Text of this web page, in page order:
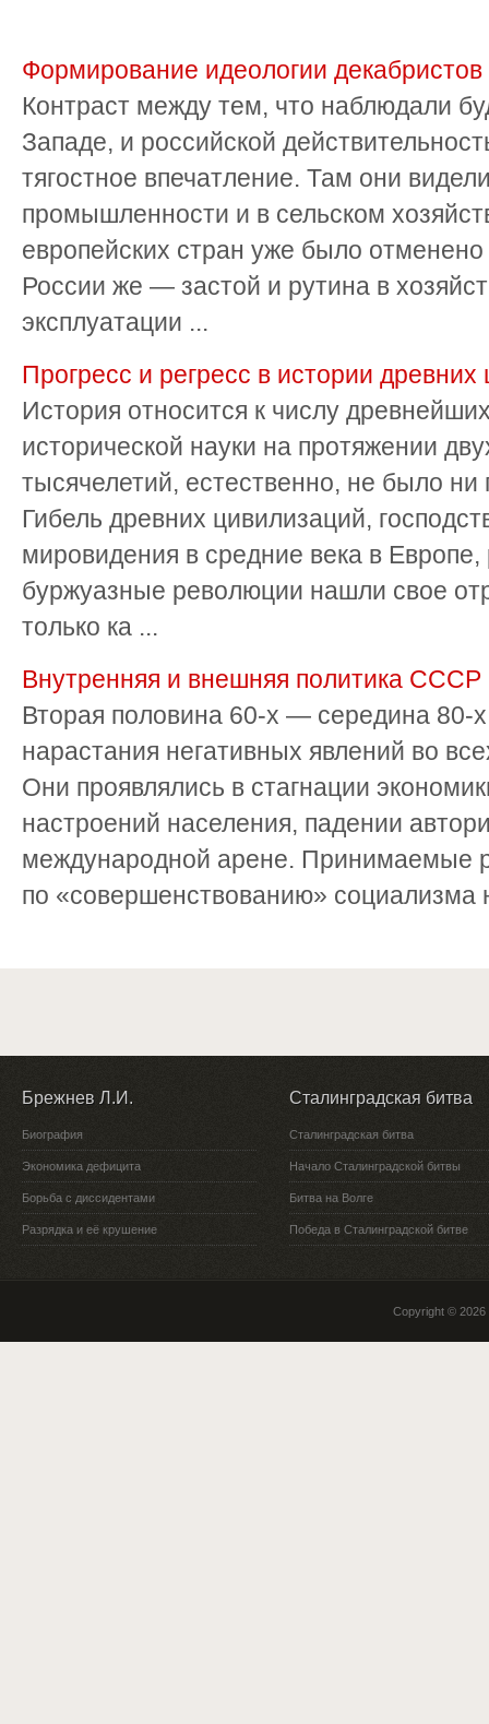
Формирование идеологии декабристов
Контраст между тем, что наблюдали
Западе, и российской
тягостное впечатление. Там они
промышленности и в сельском
европейских стран уже было отменено
России же — застой и рутина в
эксплуатации ...
Прогресс и регресс в истории древних
История относится к числу
исторической науки на протяжении
тысячелетий, естественно, не было
Гибель древних цивилизаций,
мировидения в средние века в
буржуазные революции нашли свое
только ка ...
Внутренняя и внешняя политика СССР
Вторая половина 60-х — середина 80-
нарастания негативных явлений во
Они проявлялись в стагнации
настроений населения, падении
международной арене. Принимаемые
по «совершенствованию» социализма
Брежнев Л.И.
Биография
Экономика дефицита
Борьба с диссидентами
Разрядка и её крушение
Сталинградская битва
Сталинградская битва
Начало Сталинградской битвы
Битва на Волге
Победа в Сталинградской битве
Copyright © 2026